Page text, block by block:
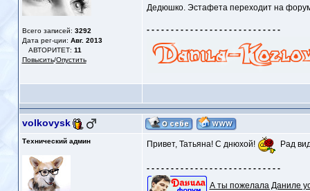
Всего записей: 3292
Дата рег-ции: Авг. 2013
АВТОРИТЕТ: 11
Повысить/Опустить
Дедюшко. Эстафета переходит на
- - - - - - - - - - - - - - - - - - - - - - - - - - - -
volkovysk
Технический админ Привет, Татьяна! С днюхой! Рад
- - - - - - - - - - - - - - - - - - - - - - - - - - - -
А ты пожелала Даниле